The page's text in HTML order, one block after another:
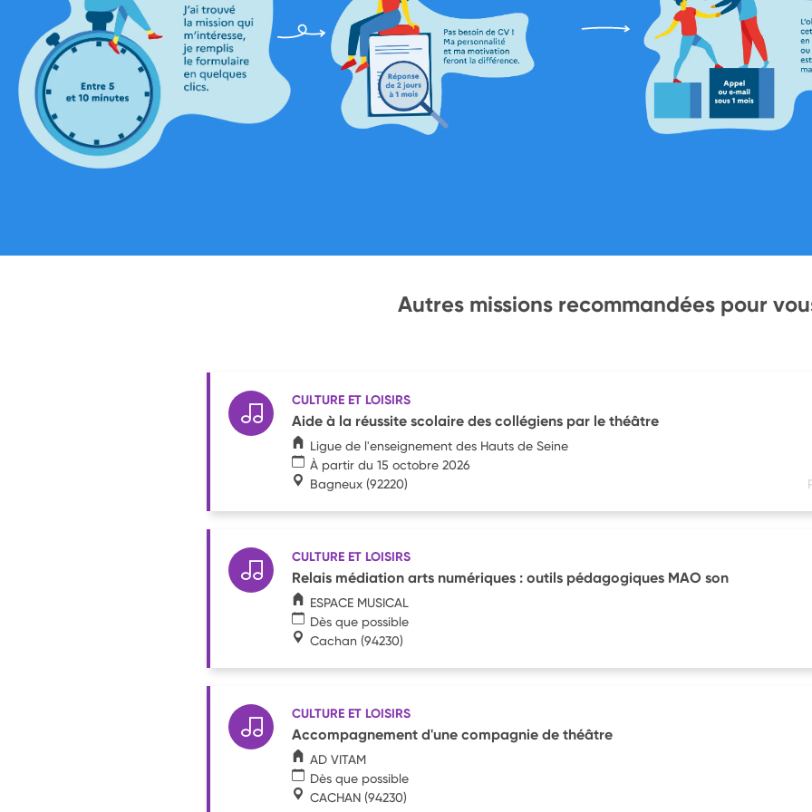
Autres missions recommandées pour
CULTURE ET LOISIRS
Aide à la réussite scolaire des collégiens par le théâtre
Ligue de l'enseignement des Hauts de Seine
À partir du 15 octobre 2026
Bagneux (92220)
CULTURE ET LOISIRS
Relais médiation arts numériques : outils pédagogiques MAO son
ESPACE MUSICAL
Dès que possible
Cachan (94230)
CULTURE ET LOISIRS
Accompagnement d'une compagnie de théâtre
AD VITAM
Dès que possible
CACHAN (94230)